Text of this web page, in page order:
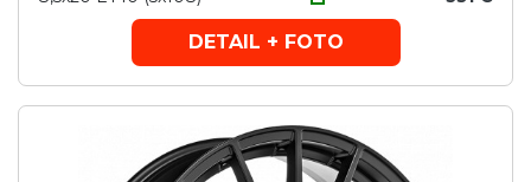
DETAIL + FOTO